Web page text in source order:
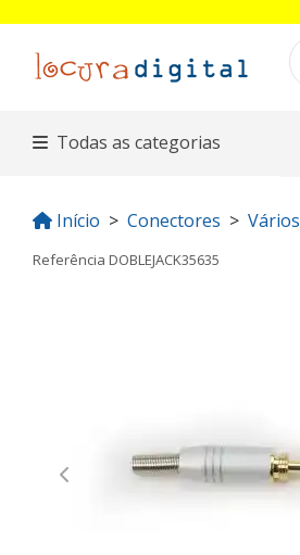
Todas as categorias
Início Conectores Vários
Referência DOBLEJACK35635
Previous